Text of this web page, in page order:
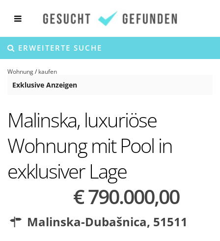
ERWEITERTE SUCHE
Wohnung/ kaufen
Exklusive Anzeigen
Malinska, luxuriöse
Wohnung mit Pool in
exklusiver Lage
€ 790.000,00
Malinska-Dubašnica, 51511